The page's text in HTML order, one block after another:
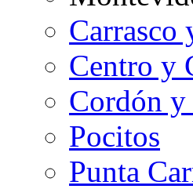
Carrasco
Centro y
Cordón y
Pocitos
Punta